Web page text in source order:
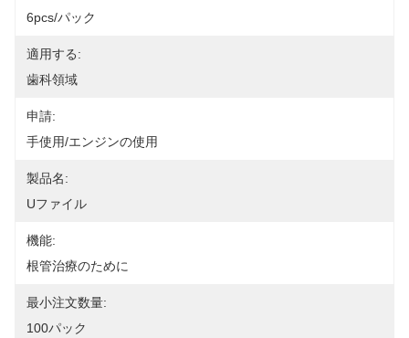
6pcs/パック
適用する:
歯科領域
申請:
手使用/エンジンの使用
製品名:
Uファイル
機能:
根管治療のために
最小注文数量:
100パック